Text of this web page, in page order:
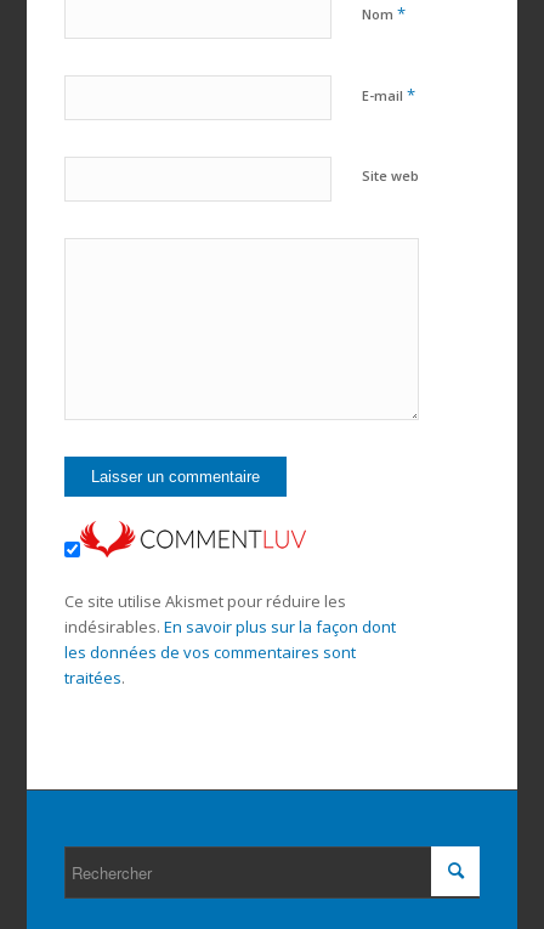
Nom *
E-mail *
Site web
Ce site utilise Akismet pour réduire les
indésirables. En savoir plus sur la façon dont
les données de vos commentaires sont
traitées.